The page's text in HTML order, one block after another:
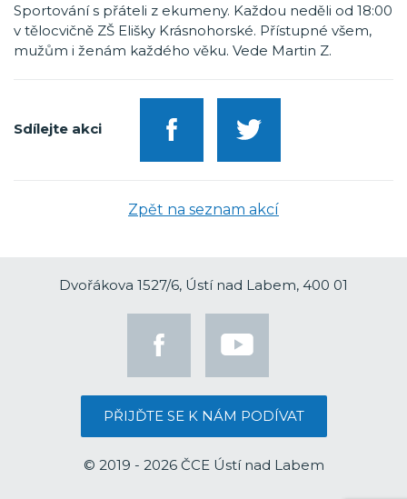
Sportování s přáteli z ekumeny. Každou neděli od 18:00
v tělocvičně ZŠ Elišky Krásnohorské. Přístupné všem,
mužům i ženám každého věku. Vede Martin Z.
Sdílejte akci
Zpět na seznam akcí
Dvořákova 1527/6, Ústí nad Labem, 400 01
PŘIJĎTE SE K NÁM PODÍVAT
© 2019 - 2026 ČCE Ústí nad Labem